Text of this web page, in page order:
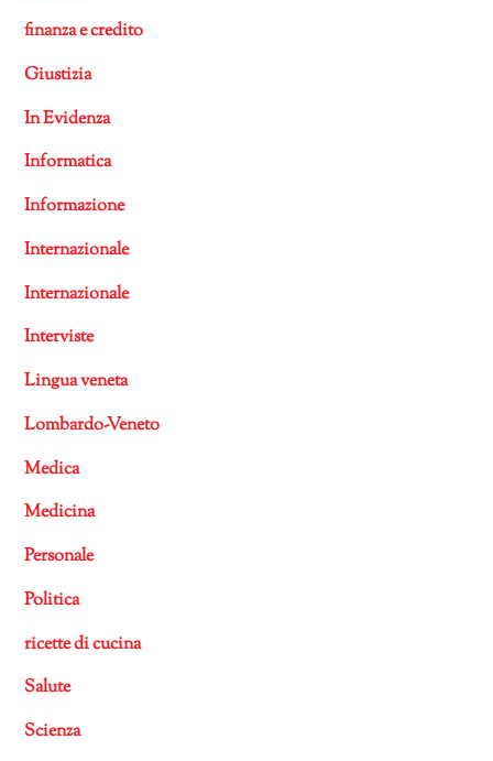
finanza e credito
Giustizia
In Evidenza
Informatica
Informazione
Internazionale
Internazionale
Interviste
Lingua veneta
Lombardo-Veneto
Medica
Medicina
Personale
Politica
ricette di cucina
Salute
Scienza